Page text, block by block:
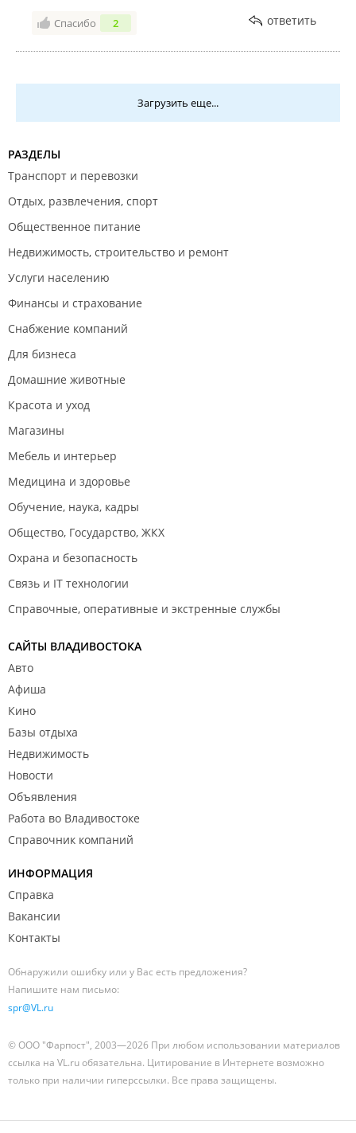
Спасибо 2 ответить
Загрузить еще...
РАЗДЕЛЫ
Транспорт и перевозки
Отдых, развлечения, спорт
Общественное питание
Недвижимость, строительство и ремонт
Услуги населению
Финансы и страхование
Снабжение компаний
Для бизнеса
Домашние животные
Красота и уход
Магазины
Мебель и интерьер
Медицина и здоровье
Обучение, наука, кадры
Общество, Государство, ЖКХ
Охрана и безопасность
Связь и IT технологии
Справочные, оперативные и экстренные службы
САЙТЫ ВЛАДИВОСТОКА
Авто
Афиша
Кино
Базы отдыха
Недвижимость
Новости
Объявления
Работа во Владивостоке
Справочник компаний
ИНФОРМАЦИЯ
Справка
Вакансии
Контакты
Обнаружили ошибку или у Вас есть предложения?
Напишите нам письмо:
spr@VL.ru
© ООО "Фарпост", 2003—2026 При любом использовании материалов
ссылка на VL.ru обязательна. Цитирование в Интернете возможно
только при наличии гиперссылки. Все права защищены.